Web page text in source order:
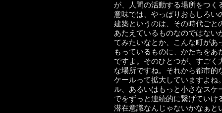
が、人間の活動する場所をつ
意味では、やっぱりおもしろい
建築というのは、その時代ごと
あたえているものなのではな
てみたいなとか、こんな町があ
もっているものに、かたちを
ですよ。そのひとつが、すご
な場所ですね。それから都市的
ケールって拡大していますよね
ル、あるいはもっと小さなス
でをずっと連続的に繋げてい
潜在意識なんじゃないかなぁと